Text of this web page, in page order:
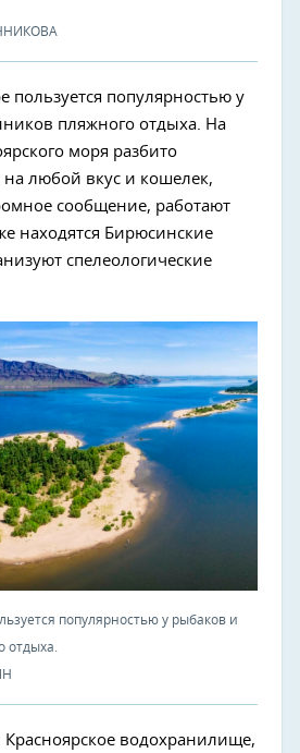
пользуется популярностью у
пляжного отдыха. На
моря разбито
на любой вкус и кошелек,
сообщение, работают
находятся Бирюсинские
спелеологические
популярностью у рыбаков и
отдыха.
водохранилище,